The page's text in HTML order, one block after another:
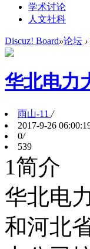
学术讨论
人文社科
Discuz! Board»论坛 ›
华北电力
雨山-11 /
2017-9-26
0/
539
1简介
华北电
和河北